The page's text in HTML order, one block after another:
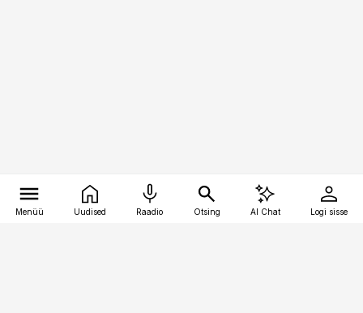
Menüü Uudised Raadio Otsing AI Chat Logi sisse